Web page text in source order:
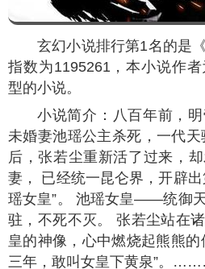
玄幻小说排行第1名的是
指数为1195261，本小说作
型的小说。
小说简介：八百年前，
未婚妻池瑶公主杀死，一代
后，张若尘重新活了过来，
妻， 已经统一昆仑界，开辟
瑶女皇”。 池瑶女皇——统御
驻，不死不灭。 张若尘站在
皇的神像，心中燃烧起熊熊
三年，敢叫女皇下黄泉”。